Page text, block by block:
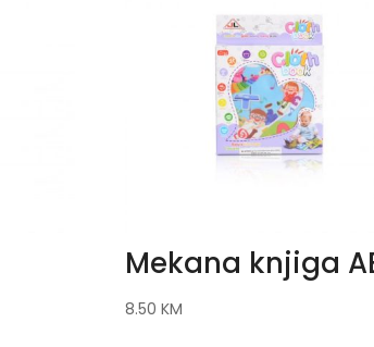
Mekana knjiga
8.50 KM